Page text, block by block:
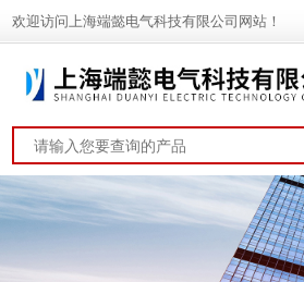
欢迎访问上海端懿电气科技有限公司网站！